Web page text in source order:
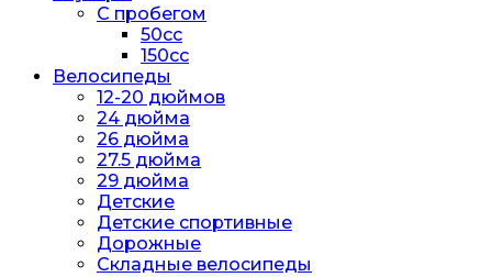
С пробегом
50cc
150cc
Велосипеды
12-20 дюймов
24 дюйма
26 дюйма
27.5 дюйма
29 дюйма
Детские
Детские спортивные
Дорожные
Складные велосипеды